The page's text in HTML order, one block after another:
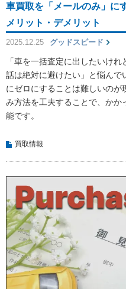
車買取を「メールのみ」に
メリット・デメリット
2025.12.25 グッドスピード
「車を一括査定に出したいけ
話は絶対に避けたい」と悩ん
にゼロにすることは難しいの
み方法を工夫することで、か
能です。
買取情報